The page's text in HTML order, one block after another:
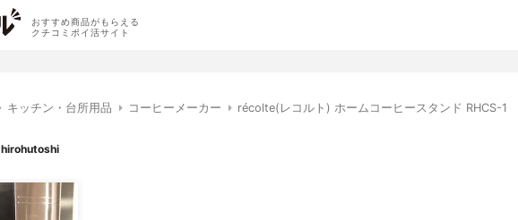
おすすめ商品がもらえる
クチコミポイ活サイト
キッチン・台所用品 コーヒーメーカー récolte(レコルト) ホームコーヒースタンド RHCS-1
hirohutoshi